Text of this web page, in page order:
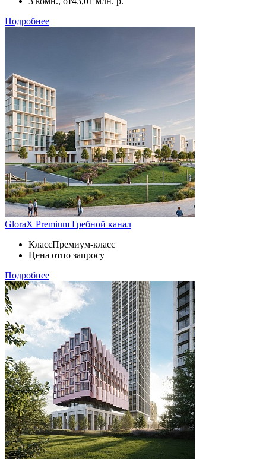
Подробнее
GloraX Premium Гребной канал
КлассПремиум-класс
Цена отпо запросу
Подробнее